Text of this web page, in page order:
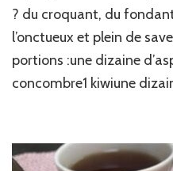
&
burrata
? du croquant, du
l’onctueux et plein de
portions :une dizaine
concombre1 kiwiune